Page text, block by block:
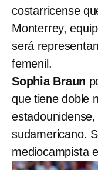
costarricense
Monterrey,
será
femenil.
Sophia Braun
que tiene doble
sudamericano.
mediocampista